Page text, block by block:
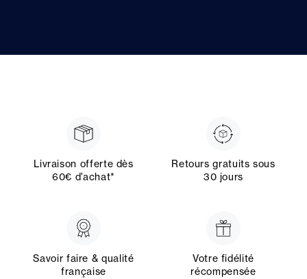
Livraison offerte dès
60€ d’achat*
Retours gratuits sous
30 jours
Savoir faire & qualité
française
Votre fidélité
récompensée